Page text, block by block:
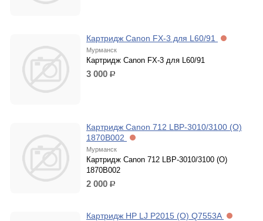
Картридж Canon FX-3 для L60/91
Мурманск
Картридж Canon FX-3 для L60/91
3 000 р.
Картридж Canon 712 LBP-3010/3100 (O)
1870B002
Мурманск
Картридж Canon 712 LBP-3010/3100 (O)
1870B002
2 000 р.
Картридж HP LJ P2015 (O) Q7553A